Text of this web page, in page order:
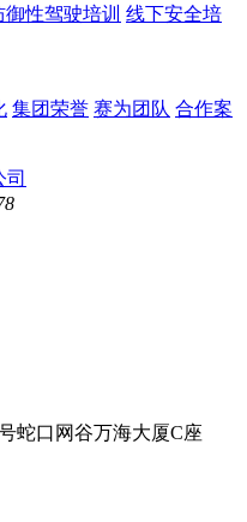
御性驾驶培训 线下安全培
集团荣誉 赛为团队 合作案
蛇口网谷万海大厦C座